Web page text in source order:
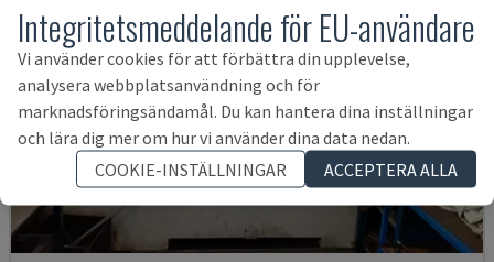
Integritetsmeddelande för EU-användare
Vi använder cookies för att förbättra din upplevelse,
analysera webbplatsanvändning och för
marknadsföringsändamål. Du kan hantera dina inställningar
och lära dig mer om hur vi använder dina data nedan.
COOKIE-INSTÄLLNINGAR
ACCEPTERA ALLA